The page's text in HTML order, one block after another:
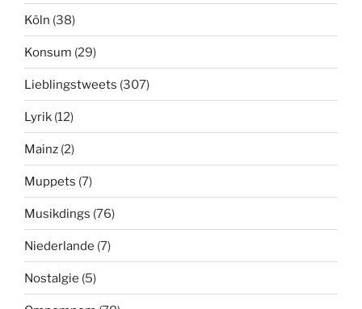
Köln (38)
Konsum (29)
Lieblingstweets (307)
Lyrik (12)
Mainz (2)
Muppets (7)
Musikdings (76)
Niederlande (7)
Nostalgie (5)